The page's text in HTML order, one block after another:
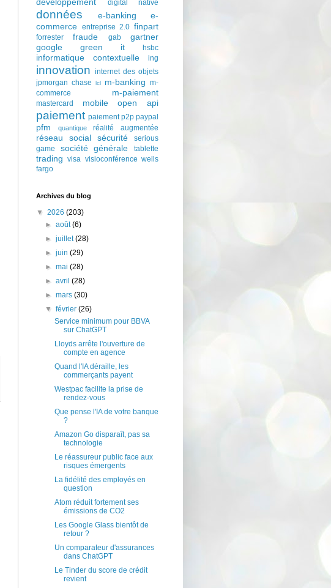
développement digital native
données e-banking
e-
commerce entreprise 2.0 finpart
forrester fraude gab
gartner
google
green it hsbc
informatique contextuelle ing
innovation internet des objets
jpmorgan chase
lcl m-banking m-
commerce
m-paiement
mastercard mobile open api
paiement paiement p2p paypal
pfm quantique réalité augmentée
réseau social sécurité
serious
game
société générale tablette
trading visa visioconférence wells
fargo
Archives du blog
▼ 2026 (203)
►août(6)
►juillet(28)
►juin(29)
►mai(28)
►avril(28)
►mars(30)
▼février(26)
Service minimum pour BBVA
sur ChatGPT
Lloyds arrête l'ouverture de
compte en agence
Quand l'IA déraille, les
commerçants payent
Westpac facilite la prise de
rendez-vous
Que pense l'IA de votre banque
?
Amazon Go disparaît, pas sa
technologie
Le réassureur public face aux
risques émergents
La fidélité des employés en
question
Atom réduit fortement ses
émissions de CO2
Les Google Glass bientôt de
retour ?
Un comparateur d'assurances
dans ChatGPT
Le Tinder du score de crédit
revient